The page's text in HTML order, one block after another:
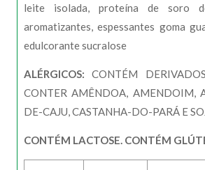
leite isolada, proteína de soro
aromatizantes, espessantes goma
edulcorante sucralose
ALÉRGICOS: CONTÉM
CONTER AMÊNDOA, AMENDOIM,
DE-CAJU, CASTANHA-DO-PARÁ E
CONTÉM LACTOSE. CONTÉM